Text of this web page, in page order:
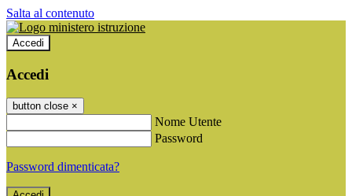
Salta al contenuto
Accedi
Accedi
button close ×
Nome Utente
Password
Password dimenticata?